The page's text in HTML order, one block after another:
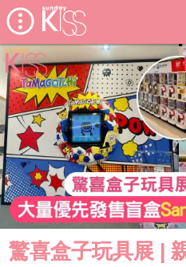
驚喜盒子玩具展 |